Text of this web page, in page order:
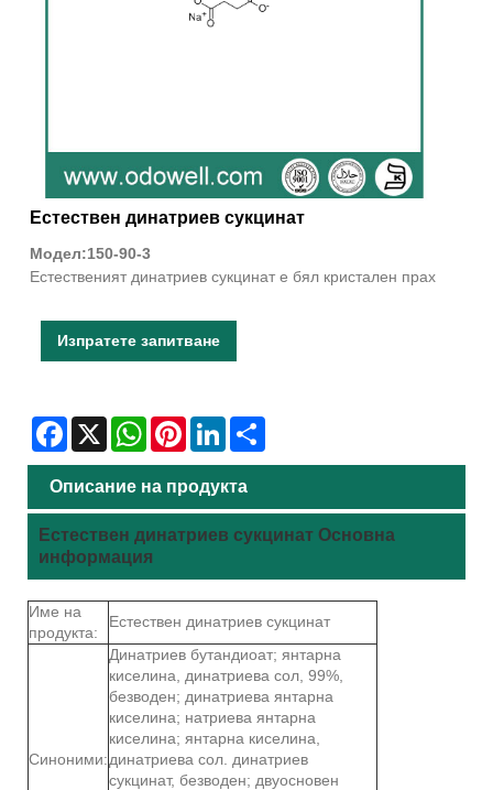
Естествен динатриев сукцинат
Модел:150-90-3
Естественият динатриев сукцинат е бял кристален прах
Изпратете запитване
Facebook
X WhatsAppPinterestLinkedIn
Описание на продукта
Естествен динатриев сукцинат Основна
информация
Име на
продукта:
Естествен динатриев сукцинат
Синоними:
Динатриев бутандиоат; янтарна
киселина, динатриева сол, 99%,
безводен; динатриева янтарна
киселина; натриева янтарна
киселина; янтарна киселина,
динатриева сол. динатриев
сукцинат, безводен; двуосновен